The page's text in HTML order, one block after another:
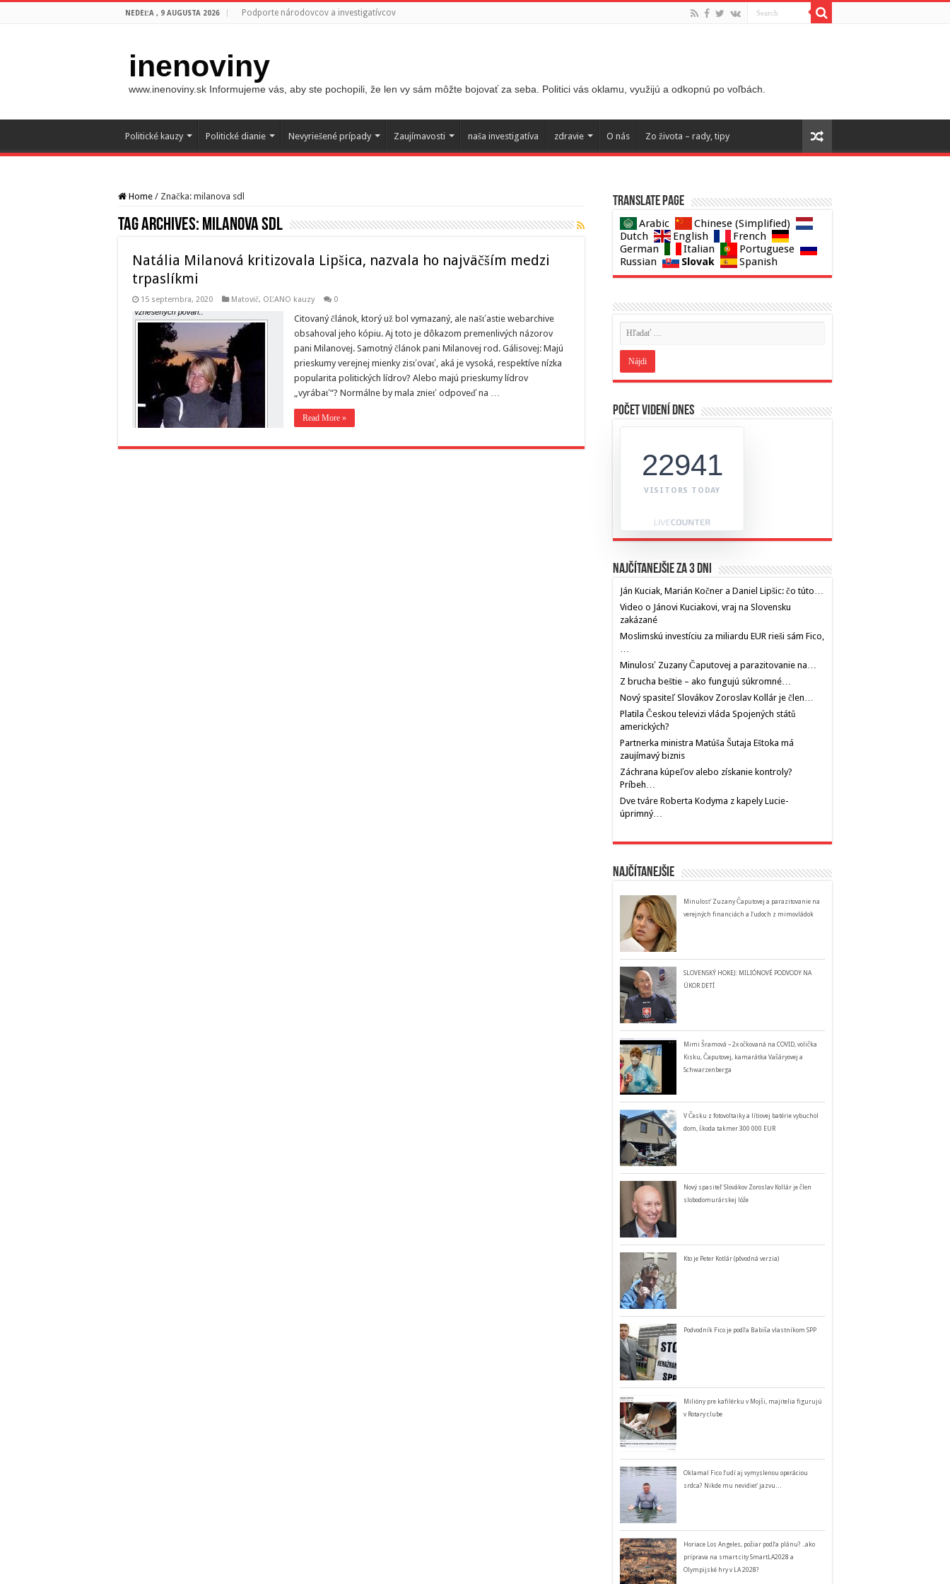
NEDEĽA , 9 AUGUSTA 2026 Podporte národovcov a investigatívcov
inenoviny
www.inenoviny.sk Informujeme vás, aby ste pochopili, že len vy sám môžte bojovať za seba. Politici vás oklamu, využijú a odkopnú po voľbách.
Politické kauzy Politické dianie Nevyriešené prípady Zaujímavosti naša investigatíva zdravie O nás Zo života – rady, tipy
Home / Značka: milanova sdl
Tag Archives: milanova sdl
Natália Milanová kritizovala Lipšica, nazvala ho najväčším medzi
trpaslíkmi
15 septembra, 2020 Matovič, OĽANO kauzy 0
Citovaný článok, ktorý už bol vymazaný, ale našťastie webarchive
obsahoval jeho kópiu. Aj toto je dôkazom premenlivých názorov
pani Milanovej. Samotný článok pani Milanovej rod. Gálisovej: Majú
prieskumy verejnej mienky zisťovať, aká je vysoká, respektíve nízka
popularita politických lídrov? Alebo majú prieskumy lídrov
„vyrábať“? Normálne by mala znieť odpoveď na …
Read More »
Translate page
Arabic
Chinese (Simplified)
Dutch
English
French
German
Italian
Portuguese
Russian
Slovak Spanish
Počet videní dnes
22941
VISITORS TODAY
Najčítanejšie za 3 dni
Ján Kuciak, Marián Kočner a Daniel Lipšic: čo túto…
Video o Jánovi Kuciakovi, vraj na Slovensku
zakázané
Moslimskú investíciu za miliardu EUR rieši sám Fico,
…
Minulosť Zuzany Čaputovej a parazitovanie na…
Z brucha beštie – ako fungujú súkromné…
Nový spasiteľ Slovákov Zoroslav Kollár je člen…
Platila Českou televizi vláda Spojených států
amerických?
Partnerka ministra Matúša Šutaja Eštoka má
zaujímavý biznis
Záchrana kúpeľov alebo získanie kontroly?
Príbeh…
Dve tváre Roberta Kodyma z kapely Lucie-
úprimný…
Najčítanejšie
Minulosť Zuzany Čaputovej a parazitovanie na
verejných financiách a ľudoch z mimovládok
SLOVENSKÝ HOKEJ: MILIÓNOVÉ PODVODY NA
ÚKOR DETÍ
Mimi Šramová – 2x očkovaná na COVID, volička
Kisku, Čaputovej, kamarátka Vašáryovej a
Schwarzenberga
V Česku z fotovoltaiky a lítiovej batérie vybuchol
dom, škoda takmer 300 000 EUR
Nový spasiteľ Slovákov Zoroslav Kollár je člen
slobodomurárskej lóže
Kto je Peter Kotlár (pôvodná verzia)
Podvodník Fico je podľa Babiša vlastníkom SPP
Milióny pre kafilérku v Mojši, majitelia figurujú
v Rotary clube
Oklamal Fico ľudí aj vymyslenou operáciou
srdca? Nikde mu nevidieť jazvu…
Horiace Los Angeles, požiar podľa plánu? ..ako
príprava na smart city SmartLA2028 a
Olympijské hry v LA 2028?